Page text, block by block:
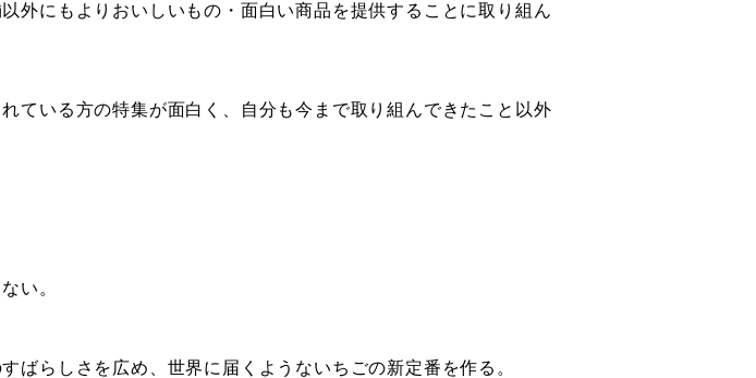
外にもよりおいしいもの・面白い商品を提供することに取り組ん
ている方の特集が面白く、自分も今まで取り組んできたこと以外
い。
ばらしさを広め、世界に届くようないちごの新定番を作る。